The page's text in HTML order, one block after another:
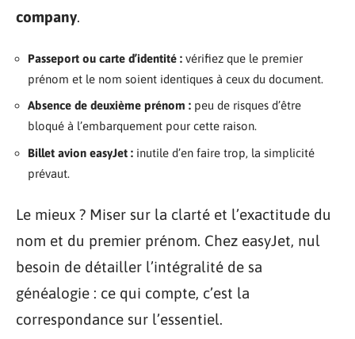
company.
Passeport ou carte d’identité : vérifiez que le premier
prénom et le nom soient identiques à ceux du document.
Absence de deuxième prénom : peu de risques d’être
bloqué à l’embarquement pour cette raison.
Billet avion easyJet : inutile d’en faire trop, la simplicité
prévaut.
Le mieux ? Miser sur la clarté et l’exactitude du
nom et du premier prénom. Chez easyJet, nul
besoin de détailler l’intégralité de sa
généalogie : ce qui compte, c’est la
correspondance sur l’essentiel.